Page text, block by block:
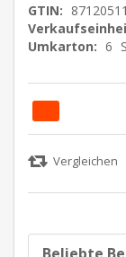
GTIN:
Umkarton: 6